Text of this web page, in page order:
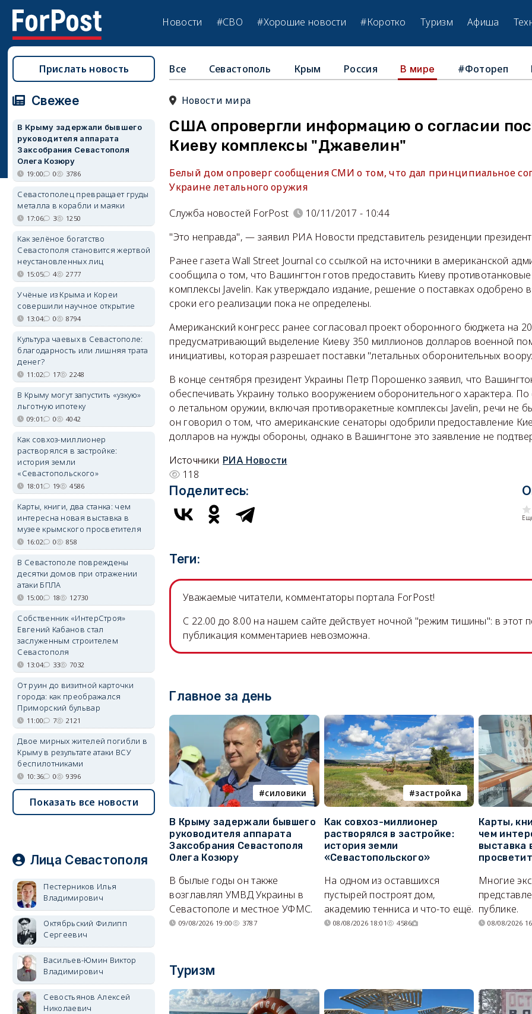
Новости #СВО #Хорошие новости #Коротко Туризм Афиша
Все Севастополь Крым Россия В мире #Фотореп
Новости мира
США опровергли информацию о согласии
Киеву комплексы "Джавелин"
Белый дом опроверг сообщения СМИ о том, что дал принципиальное
Украине летального оружия
Служба новостей ForPost
10/11/2017 - 10:44
"Это неправда", — заявил РИА Новости представитель резиденции
Ранее газета Wall Street Journal со ссылкой на источники в американской
сообщила о том, что Вашингтон готов предоставить Киеву
комплексы Javelin. Как утверждало издание, решение о поставках одобрено
сроки его реализации пока не определены.
Американский конгресс ранее согласовал проект оборонного бюджета на
предусматривающий выделение Киеву 350 миллионов долларов военной
инициативы, которая разрешает поставки "летальных оборонительных
В конце сентября президент Украины Петр Порошенко заявил, что
обеспечивать Украину только вооружением оборонительного характера. По
о летальном оружии, включая противоракетные комплексы Javelin, речи не
он говорил о том, что американские сенаторы одобрили предоставление
долларов на нужды обороны, однако в Вашингтоне это заявление не
Источники РИА Новости
118
Поделитесь:
Теги:
Уважаемые читатели, комментаторы портала ForPost!
C 22.00 до 8.00 на нашем сайте действует ночной "режим тишины": в этот
публикация комментариев невозможна.
Главное за день
силовики
В Крыму задержали бывшего
руководителя аппарата
Заксобрания Севастополя
Олега Козюру
В былые годы он также
возглавлял УМВД Украины в
Севастополе и местное УФМС.
09/08/2026 19:00 3787
застройка
Как совхоз-миллионер
растворялся в застройке:
история земли
«Севастопольского»
На одном из оставшихся
пустырей построят дом,
академию тенниса и что-то ещё.
08/08/2026 18:01 4586
Карты,
чем
выставка
Многие
публике.
08/08/2026
Туризм
Прислать новость
Свежее
В Крыму задержали бывшего
руководителя аппарата
Заксобрания Севастополя
Олега Козюру
19:00 0 3786
Севастополец превращает груды
металла в корабли и маяки
17:06 3 1250
Как зелёное богатство
Севастополя становится жертвой
неустановленных лиц
15:05 4 2777
Учёные из Крыма и Кореи
совершили научное открытие
13:04 0 8794
Культура чаевых в Севастополе:
благодарность или лишняя трата
денег?
11:02 17 2248
В Крыму могут запустить «узкую»
льготную ипотеку
09:01 0 4042
Как совхоз-миллионер
растворялся в застройке:
история земли
«Севастопольского»
18:01 19 4586
Карты, книги, два станка: чем
интересна новая выставка в
музее крымского просветителя
16:02 0 858
В Севастополе повреждены
десятки домов при отражении
атаки БПЛА
15:00 18 12730
Собственник «ИнтерСтроя»
Евгений Кабанов стал
заслуженным строителем
Севастополя
13:04 33 7032
От руин до визитной карточки
города: как преображался
Приморский бульвар
11:00 7 2121
Двое мирных жителей погибли в
Крыму в результате атаки ВСУ
беспилотниками
10:36 0 9396
Показать все новости
Лица Севастополя
Пестерников Илья
Владимирович
Октябрьский Филипп
Сергеевич
Васильев-Юмин Виктор
Владимирович
Севостьянов Алексей
Николаевич